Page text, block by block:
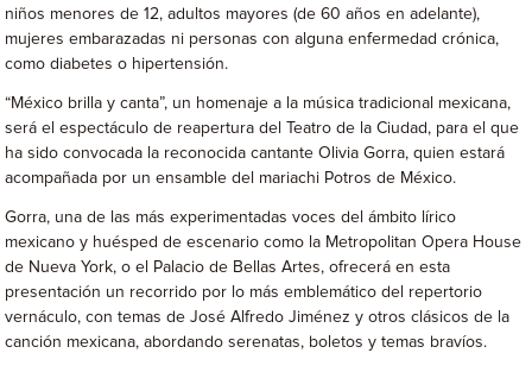
niños menores de 12, adultos mayores (de 60 años en adelante),
mujeres embarazadas ni personas con alguna enfermedad crónica,
como diabetes o hipertensión.
“México brilla y canta”, un homenaje a la música tradicional mexicana,
será el espectáculo de reapertura del Teatro de la Ciudad, para el que
ha sido convocada la reconocida cantante Olivia Gorra, quien estará
acompañada por un ensamble del mariachi Potros de México.
Gorra, una de las más experimentadas voces del ámbito lírico
mexicano y huésped de escenario como la Metropolitan Opera House
de Nueva York, o el Palacio de Bellas Artes, ofrecerá en esta
presentación un recorrido por lo más emblemático del repertorio
vernáculo, con temas de José Alfredo Jiménez y otros clásicos de la
canción mexicana, abordando serenatas, boletos y temas bravíos.